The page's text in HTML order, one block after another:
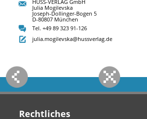
HUSS-VERLAG GmbH
Julia Mogilevska
Joseph-Dollinger-Bogen 5
D-80807 München
Tel. +49 89 323 91-126
julia.mogilevska@hussverlag.de
Rechtliches